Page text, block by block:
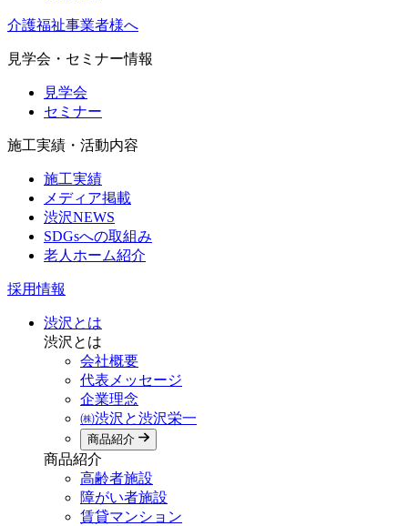
介護福祉事業者様へ
見学会・セミナー情報
見学会
セミナー
施工実績・活動内容
施工実績
メディア掲載
渋沢NEWS
SDGsへの取組み
老人ホーム紹介
採用情報
渋沢とは
渋沢とは
会社概要
代表メッセージ
企業理念
㈱渋沢と渋沢栄一
商品紹介
商品紹介
高齢者施設
障がい者施設
賃貸マンション